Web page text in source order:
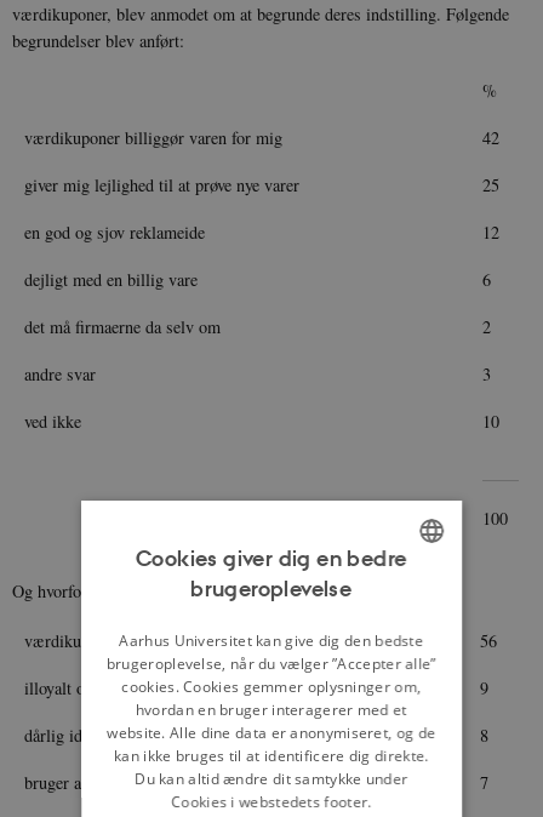
værdikuponer, blev anmodet om at begrunde deres indstilling. Følgende
begrundelser blev anført:
%
værdikuponer billiggør varen for mig 42
giver mig lejlighed til at prøve nye varer 25
en god og sjov reklameide 12
dejligt med en billig vare 6
det må firmaerne da selv om 2
andre svar 3
ved ikke 10
100
Og hvorfor er man modstander?
værdikuponerne fordyrer i virkeligheden varerne 56
illoyalt overfor de små firmaer 9
dårlig ide 8
bruger alligevel kun det mærke, jeg kender 7
DANISH
Cookies giver dig en bedre
brugeroplevelse
Aarhus Universitet kan give dig den bedste
brugeroplevelse, når du vælger ”Accepter alle”
cookies. Cookies gemmer oplysninger om,
hvordan en bruger interagerer med et
website. Alle dine data er anonymiseret, og de
kan ikke bruges til at identificere dig direkte.
Du kan altid ændre dit samtykke under
Cookies i webstedets footer.